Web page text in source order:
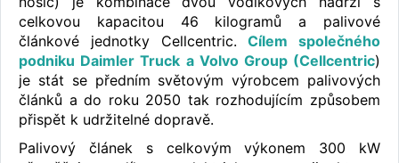
celkovou kapacitou 46 kilogramů a palivové
článkové jednotky Cellcentric. Cílem společného
podniku Daimler Truck a Volvo Group (Cellcentric)
je stát se předním světovým výrobcem palivových
článků a do roku 2050 tak rozhodujícím způsobem
přispět k udržitelné dopravě.
Palivový článek s celkovým výkonem 300 kW